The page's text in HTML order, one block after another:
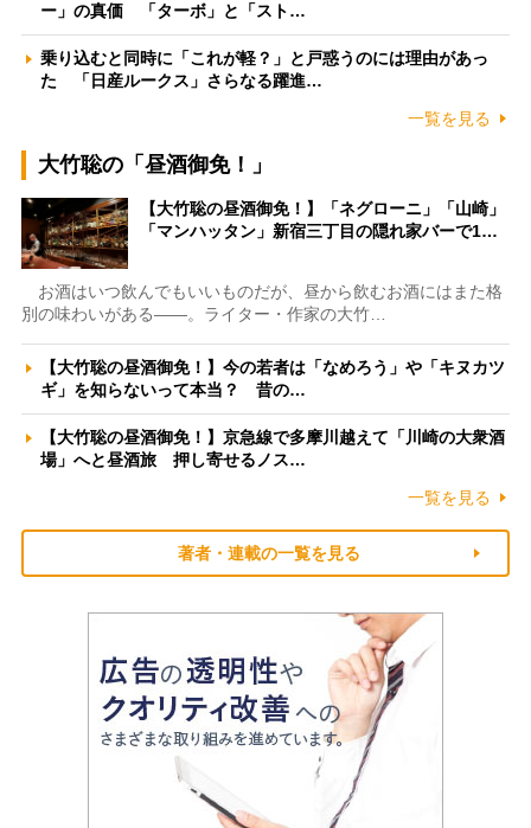
ー」の真価 「ターボ」と「スト…
乗り込むと同時に「これが軽？」と戸惑うのには理由があっ
た 「日産ルークス」さらなる躍進…
一覧を見る
大竹聡の「昼酒御免！」
【大竹聡の昼酒御免！】「ネグローニ」「山崎」
「マンハッタン」新宿三丁目の隠れ家バーで1…
お酒はいつ飲んでもいいものだが、昼から飲むお酒にはまた格
別の味わいがある――。ライター・作家の大竹…
【大竹聡の昼酒御免！】今の若者は「なめろう」や「キヌカツ
ギ」を知らないって本当？ 昔の…
【大竹聡の昼酒御免！】京急線で多摩川越えて「川崎の大衆酒
場」へと昼酒旅 押し寄せるノス…
一覧を見る
著者・連載の一覧を見る